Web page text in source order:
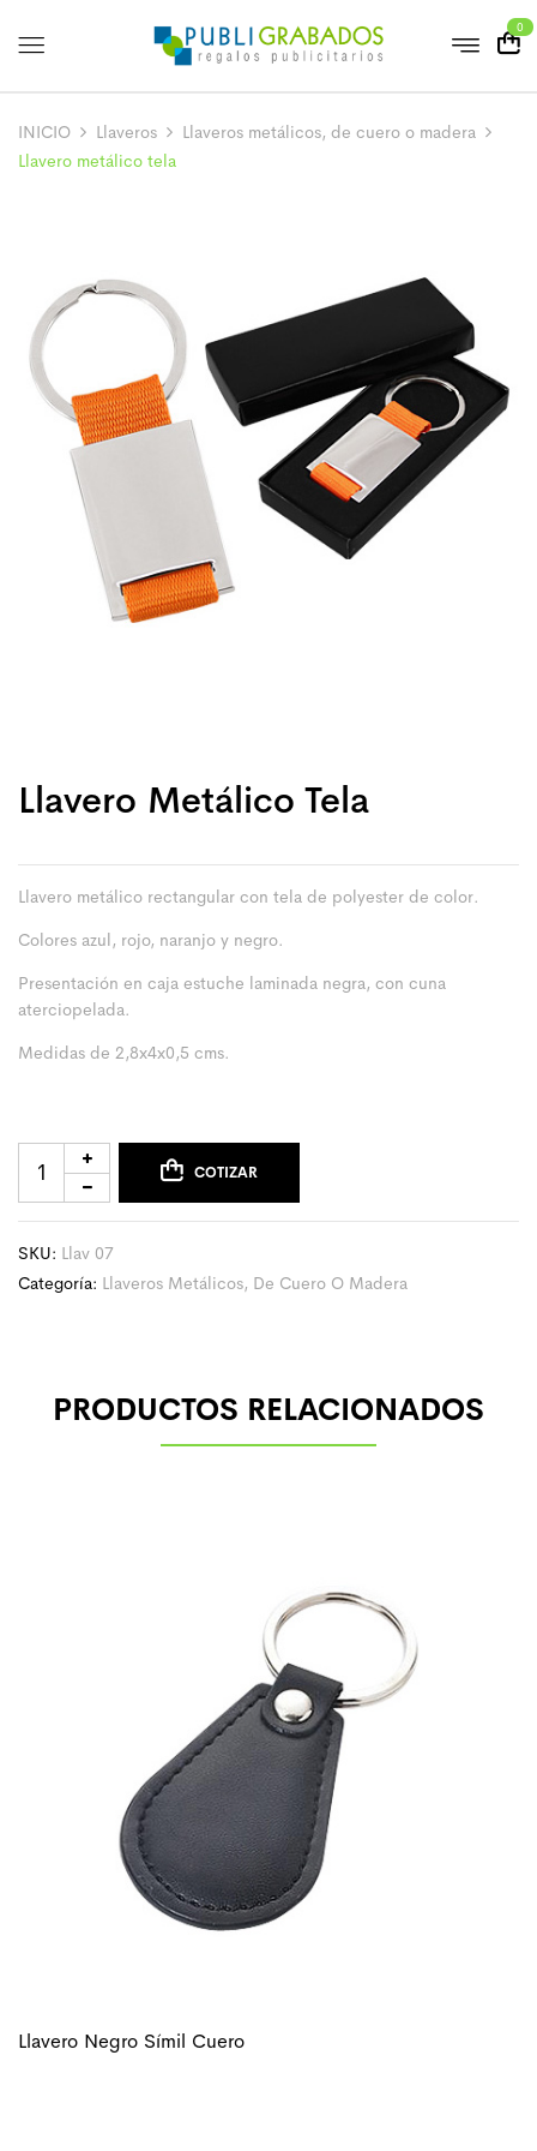
0
INICIO Llaveros
Llaveros metálicos, de cuero o madera
Llavero metálico tela
Llavero Metálico Tela
Llavero metálico rectangular con tela de polyester de color.
Colores azul, rojo, naranjo y negro.
Presentación en caja estuche laminada negra, con cuna
aterciopelada.
Medidas de 2,8x4x0,5 cms.
COTIZAR
SKU: Llav 07
Categoría: Llaveros Metálicos, De Cuero O Madera
PRODUCTOS RELACIONADOS
Llavero Negro Símil Cuero